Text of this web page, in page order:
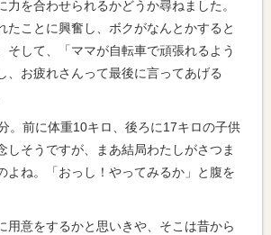
力を合わせられるかどうか尋ねました。
たことに興奮し、ボクがなんとかすると
そして、「ママが自転車で頑張れるよう
、お疲れさんって最後に言ってあげる
。前に体重10キロ、後ろに17キロの子供
しそうですが、まあ結局わたしがさつま
よね。「おっし！やってみるか」と腹を
用意をするかと思いきや、そこは昔から